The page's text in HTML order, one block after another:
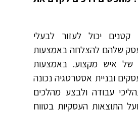
יכול לעזור לבעלי
שלהם להצלחה באמצעות
של איש מקצוע. באמצעות
ובניית אסטרטגיה נכונה
עבודה ולבצע מהלכים
התוצאות העסקיות בטווח